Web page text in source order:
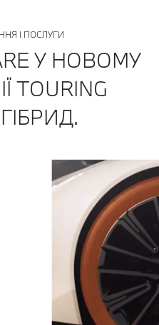
І ПОСЛУГИ
У НОВОМУ
TOURING